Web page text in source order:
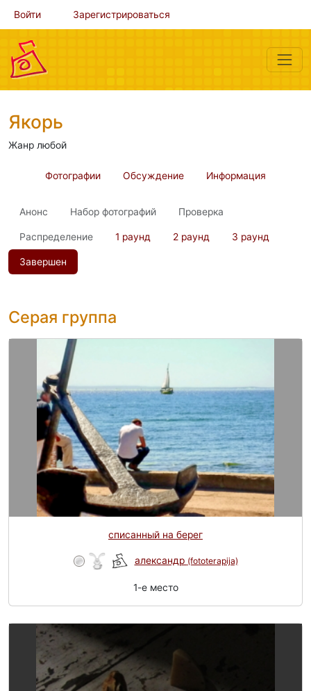
Войти Зарегистрироваться
Якорь
Жанр любой
Фотографии Обсуждение Информация
Анонс Набор фотографий Проверка
Распределение 1 раунд 2 раунд 3 раунд
Завершен
Серая группа
списанный на берег
александр (fototerapija)
1-e место